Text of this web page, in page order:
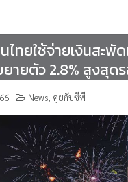
ไทยใช้จ่ายเงินสะพั
ายตัว 2.8% สูงสุด
News, คุยกับซีพี